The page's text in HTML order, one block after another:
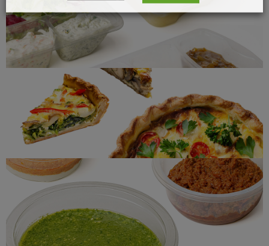
Comidas preparadas
Quiches
Tapenades, Pastas para untar,
Aderezos y Dips